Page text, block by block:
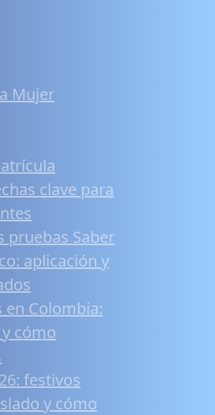
Mujer
clave para
pruebas Saber
aplicación y
en Colombia:
cómo
festivos
y cómo